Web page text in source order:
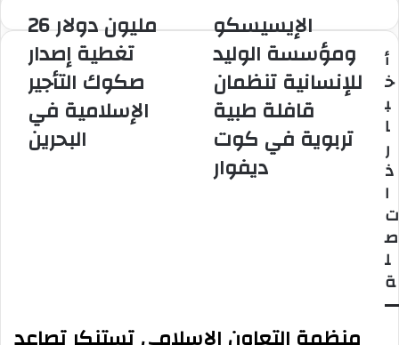
26
مليون
دولار
تغطية
إصدار
صكوك
التأجير
الإسلامية
26 مليون دولار
تغطية إصدار
صكوك التأجير
الإسلامية في
البحرين
الإيسيسكو
ومؤسسة
الوليد
للإنسانية
تنظمان
قافلة
طبية
تربوية
في
الإيسيسكو
ومؤسسة الوليد
للإنسانية تنظمان
قافلة طبية
تربوية في كوت
ديفوار
أ
خ
ب
ا
ر
ذ
ا
ت
ص
ل
ة